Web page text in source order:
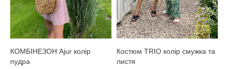
КОМБІНЕЗОН Ajur колір
пудра
Костюм TRIO колір смужка та
листя